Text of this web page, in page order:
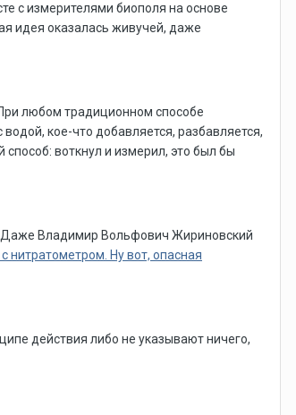
с измерителями биополя на основе
идея оказалась живучей, даже
любом традиционном способе
кое-что добавляется, разбавляется,
воткнул и измерил, это был бы
Даже Владимир Вольфович Жириновский
нитратометром. Ну вот, опасная
действия либо не указывают ничего,